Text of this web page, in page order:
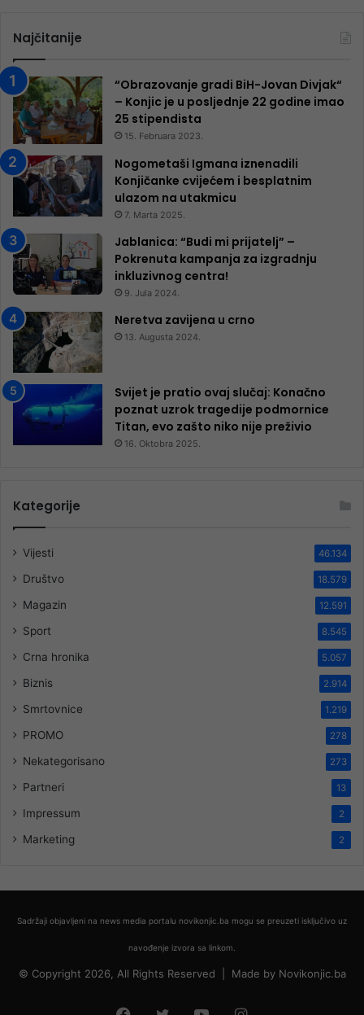
Najčitanije
“Obrazovanje gradi BiH-Jovan Divjak“
– Konjic je u posljednje 22 godine imao
25 ​​stipendista
15. Februara 2023.
Nogometaši Igmana iznenadili
Konjičanke cvijećem i besplatnim
ulazom na utakmicu
7. Marta 2025.
Jablanica: “Budi mi prijatelj” –
Pokrenuta kampanja za izgradnju
inkluzivnog centra!
9. Jula 2024.
Neretva zavijena u crno
13. Augusta 2024.
Svijet je pratio ovaj slučaj: Konačno
poznat uzrok tragedije podmornice
Titan, evo zašto niko nije preživio
16. Oktobra 2025.
Kategorije
Vijesti 46.134
Društvo 18.579
Magazin 12.591
Sport 8.545
Crna hronika 5.057
Biznis 2.914
Smrtovnice 1.219
PROMO 278
Nekategorisano 273
Partneri 13
Impressum 2
Marketing 2
Sadržaji objavljeni na news media portalu novikonjic.ba mogu se preuzeti isključivo uz
navođenje izvora sa linkom.
© Copyright 2026, All Rights Reserved | Made by Novikonjic.ba